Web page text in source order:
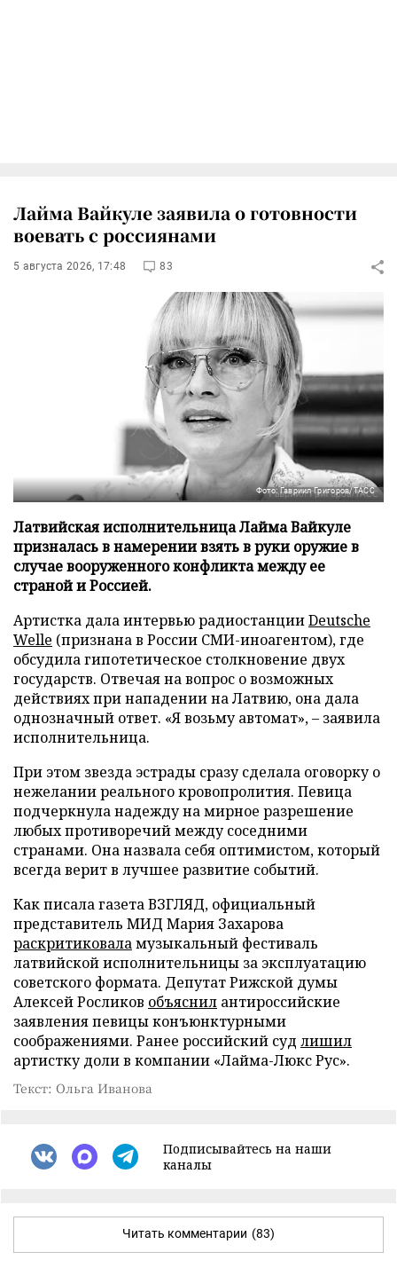
Лайма Вайкуле заявила о готовности
воевать с россиянами
5 августа 2026, 17:48 83
Фото: Гавриил Григоров/ТАСС
Латвийская исполнительница Лайма Вайкуле
призналась в намерении взять в руки оружие в
случае вооруженного конфликта между ее
страной и Россией.
Артистка дала интервью радиостанцииDeutsche
Welle (признана в России СМИ-иноагентом), где
обсудила гипотетическое столкновение двух
государств. Отвечая на вопрос о возможных
действиях при нападении на Латвию, она дала
однозначный ответ. «Я возьму автомат», – заявила
исполнительница.
При этом звезда эстрады сразу сделала оговорку о
нежелании реального кровопролития. Певица
подчеркнула надежду на мирное разрешение
любых противоречий между соседними
странами. Она назвала себя оптимистом, который
всегда верит в лучшее развитие событий.
Как писала газета ВЗГЛЯД, официальный
представитель МИД Мария Захарова
раскритиковаламузыкальный фестиваль
латвийской исполнительницы за эксплуатацию
советского формата. Депутат Рижской думы
Алексей Росликов объяснил антироссийские
заявления певицы конъюнктурными
соображениями. Ранее российский суд лишил
артистку доли в компании «Лайма-Люкс Рус».
Текст: Ольга Иванова
Подписывайтесь на наши
каналы
Читать комментарии (83)